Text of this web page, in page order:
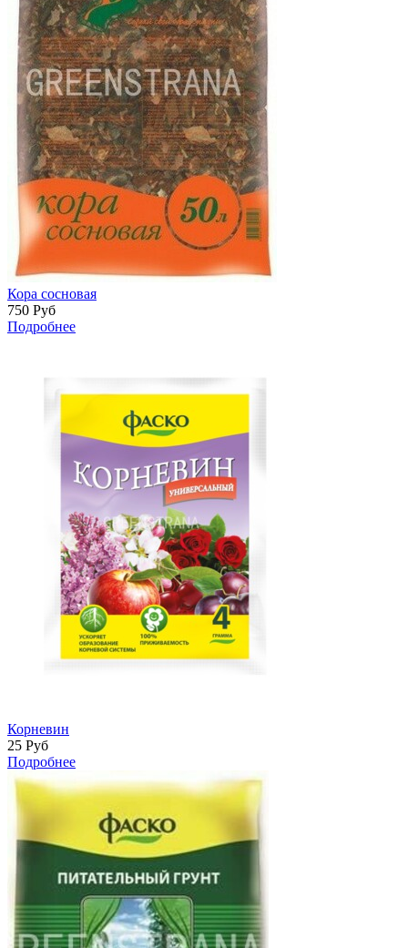
Кора сосновая
750 Руб
Подробнее
Корневин
25 Руб
Подробнее